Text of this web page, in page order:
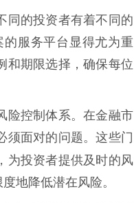
同的投资者有着不同的
服务平台显得尤为重
和期限选择，确保每位
险控制体系。在金融市
须面对的问题。这些门
为投资者提供及时的风
地降低潜在风险。